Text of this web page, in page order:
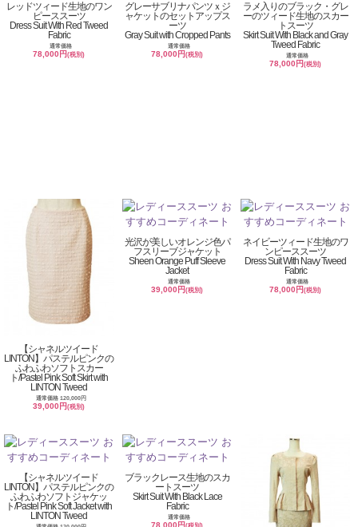
レッドツィード生地のワン
ピーススーツ
Dress Suit With Red Tweed
Fabric
通常価格
78,000円(税別)
グレーサブリナパンツｘジ
ャケットのセットアップス
ーツ
Gray Suit with Cropped Pants
通常価格
78,000円(税別)
ラメ入りのブラック・グレ
ーのツィード生地のスカー
トスーツ
Skirt Suit With Black and Gray
Tweed Fabric
通常価格
78,000円(税別)
【シャネルツイード
LINTON】パステルピンクの
ふわふわソフトスカー
ト/Pastel Pink Soft Skirt with
LINTON Tweed
通常価格 120,000円
39,000円(税別)
光沢が美しいオレンジ色パ
フスリーブジャケット
Sheen Orange Puff Sleeve
Jacket
通常価格
39,000円(税別)
ネイビーツィード生地のワ
ンピーススーツ
Dress Suit With Navy Tweed
Fabric
通常価格
78,000円(税別)
【シャネルツイード
LINTON】パステルピンクの
ふわふわソフトジャケッ
ト/Pastel Pink Soft Jacket with
LINTON Tweed
ブラックレース生地のスカ
ートスーツ
Skirt Suit With Black Lace
Fabric
通常価格
78,000円